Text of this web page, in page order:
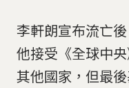
李軒朗宣布流亡
他接受《全球中
其他國家，但最